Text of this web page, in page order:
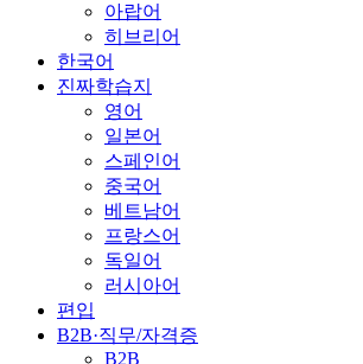
아랍어
히브리어
한국어
진짜학습지
영어
일본어
스페인어
중국어
베트남어
프랑스어
독일어
러시아어
편입
B2B·직무/자격증
B2B